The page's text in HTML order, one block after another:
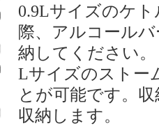
0.9Lサイズのケ
際、アルコール
納してください。
Lサイズのストー
とが可能です。
収納します。